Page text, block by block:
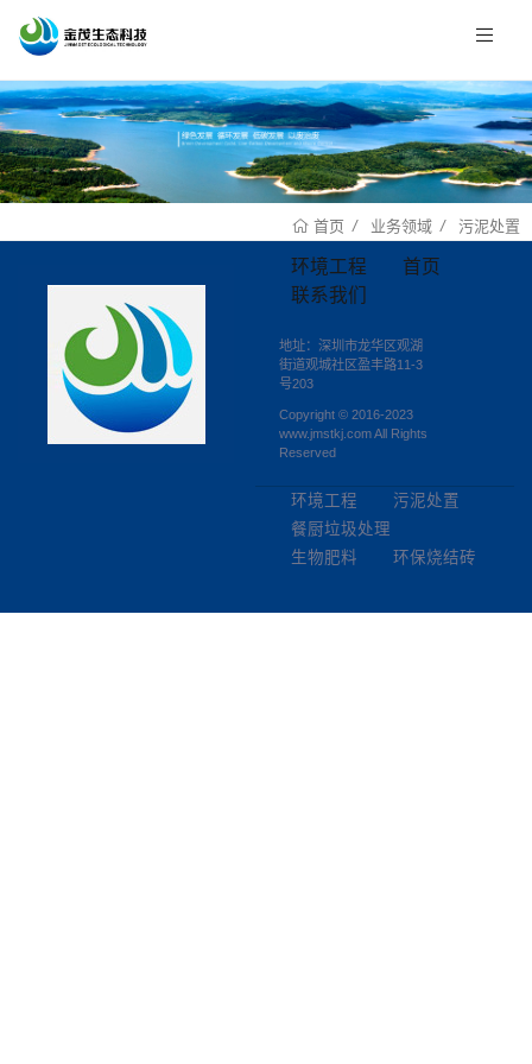
首页 业务领域 污泥处置
环境工程
首页
联系我们
地址：深圳市龙华区观湖
街道观城社区盈丰路11-3
号203
Copyright © 2016-2023
www.jmstkj.com All Rights
Reserved
环境工程
污泥处置
餐厨垃圾处理
生物肥料
环保烧结砖